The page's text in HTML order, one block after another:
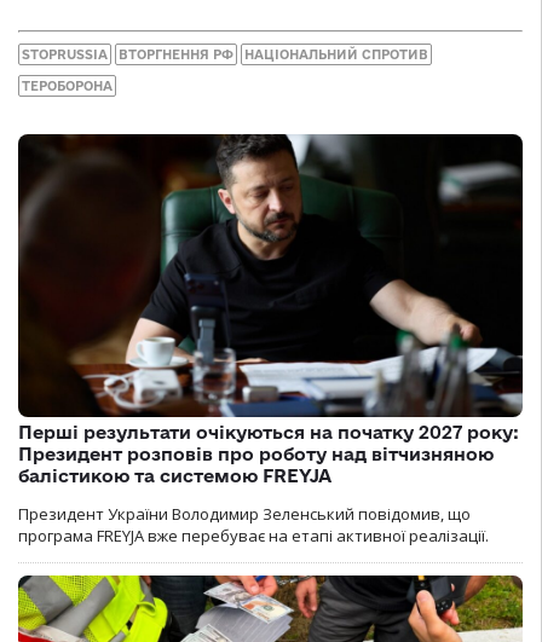
STOPRUSSIA ВТОРГНЕННЯ РФ НАЦІОНАЛЬНИЙ СПРОТИВ
ТЕРОБОРОНА
Перші результати очікуються на початку 2027 року:
Президент розповів про роботу над вітчизняною
балістикою та системою FREYJA
Президент України Володимир Зеленський повідомив, що
програма FREYJA вже перебуває на етапі активної реалізації.